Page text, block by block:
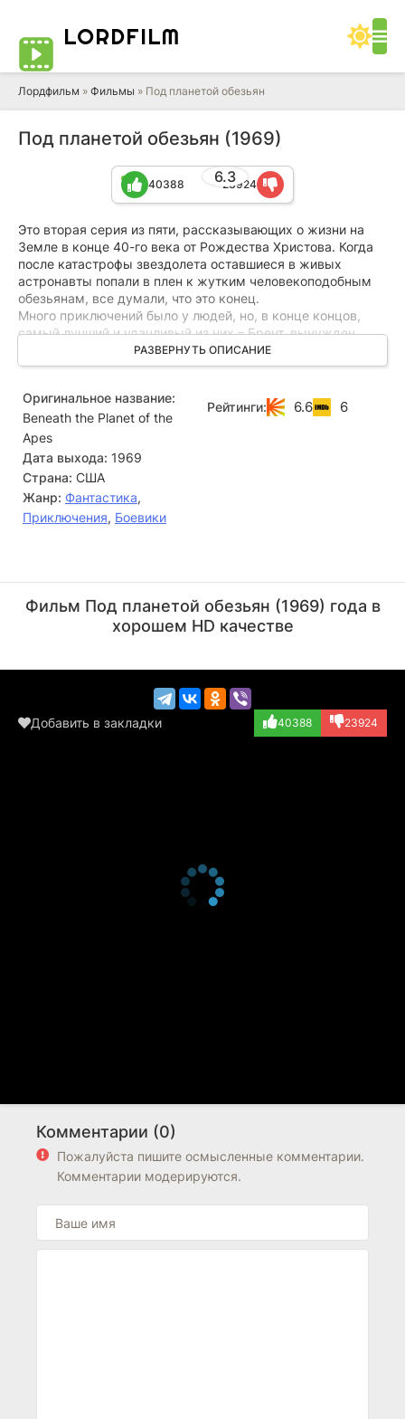
LORDFILM
Лордфильм » Фильмы » Под планетой обезьян
Под планетой обезьян (1969)
6.3
40388 23924
Это вторая серия из пяти, рассказывающих о жизни на
Земле в конце 40-го века от Рождества Христова. Когда
после катастрофы звездолета оставшиеся в живых
астронавты попали в плен к жутким человекоподобным
обезьянам, все думали, что это конец.
Много приключений было у людей, но, в конце концов,
самый лучший и удачливый из них – Брент, вынужден
отправиться на поиски своих соплеменников. Он знает,
что маленькие группки изменившихся после атомного
подземном городе и совершенно не желают ни с кем
поддерживать отношения…
РАЗВЕРНУТЬ ОПИСАНИЕ
Оригинальное название:
Beneath the Planet of the
Apes
Дата выхода: 1969
Страна: США
Жанр: Фантастика,
Приключения, Боевики
Рейтинги: 6.6 6
(Cornelius, хрон...)
(Ending Voiceove...)
Фильм Под планетой обезьян (1969) года в
хорошем HD качестве
Добавить в закладки 40388 23924
Комментарии (0)
Пожалуйста пишите осмысленные комментарии.
Комментарии модерируются.